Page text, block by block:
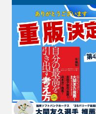
た内容がこちらの記
事にまとめられてい
ます。大関選手の布施
の1年間の取組みの
中身が見えてくると
思います。ぜひリンク
からご覧ください。・
言語化で生じる再現
性・何にフォーカスす
方」